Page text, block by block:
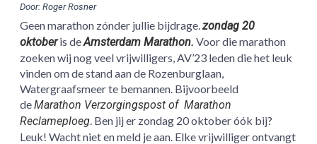
Door: Roger Rosner
Geen marathon zónder jullie bijdrage.zondag 20
oktoberis deAmsterdam Marathon. Voor die marathon
zoeken wij nog veel vrijwilligers, AV’23 leden die het leuk
vinden om de stand aan de Rozenburglaan,
Watergraafsmeer te bemannen. Bijvoorbeeld
deMarathon Verzorgingspost of Marathon
Reclameploeg . Ben jij er zondag 20 oktober óók bij?
Leuk! Wacht niet en meld je aan. Elke vrijwilliger ontvangt